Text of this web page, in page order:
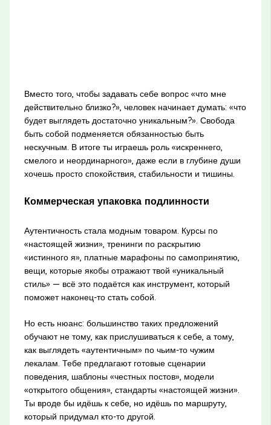
Вместо того, чтобы задавать себе вопрос «что мне
действительно близко?», человек начинает думать: «что
будет выглядеть достаточно уникальным?». Свобода
быть собой подменяется обязанностью быть
нескучным. В итоге ты играешь роль «искреннего,
смелого и неординарного», даже если в глубине души
хочешь просто спокойствия, стабильности и тишины.
Коммерческая упаковка подлинности
Аутентичность стала модным товаром. Курсы по
«настоящей жизни», тренинги по раскрытию
«истинного я», платные марафоны по самопринятию,
вещи, которые якобы отражают твой «уникальный
стиль» — всё это подаётся как инструмент, который
поможет наконец-то стать собой.
Но есть нюанс: большинство таких предложений
обучают не тому, как прислушиваться к себе, а тому,
как выглядеть «аутентичным» по чьим-то чужим
лекалам. Тебе предлагают готовые сценарии
поведения, шаблоны «честных постов», модели
«открытого общения», стандарты «настоящей жизни».
Ты вроде бы идёшь к себе, но идёшь по маршруту,
который придумал кто-то другой.